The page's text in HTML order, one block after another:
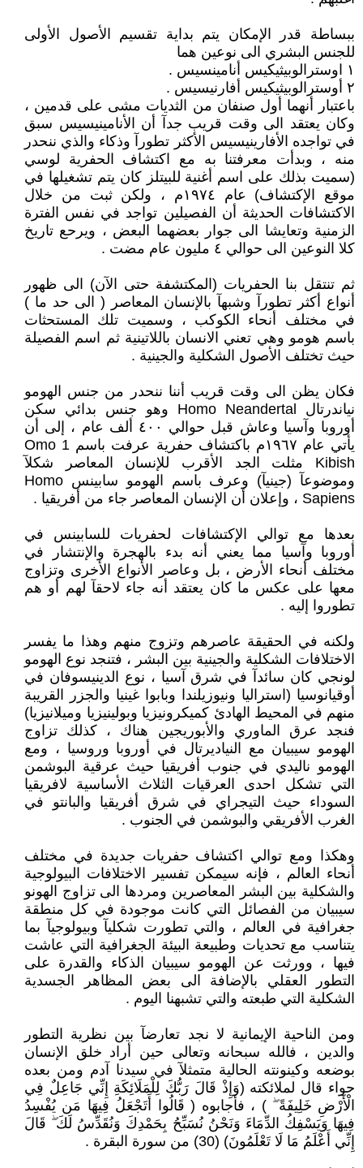
ببساطة قدر الإمكان يتم بداية تقسيم الأصول الأولى
للجنس البشري الى نوعين هما
١ اوسترالوبيثيكيس أنامينسيس .
٢ أوسترالوبيثيكيس أفارنيسيس .
باعتبار أنهما أول صنفان من الثديات مشى على قدمين ،
وكان يعتقد الى وقت قريب جدآ أن الأنامينيسيس سبق
في تواجده الأفارينيسيس الأكثر تطورآ وذكاء والذي ننحدر
منه ، وبدأت معرفتنا به مع اكتشاف الحفرية لوسي
(سميت بذلك على اسم أغنية للبيتلز كان يتم تشغيلها في
موقع الإكتشاف) عام ١٩٧٤م ، ولكن ثبت من خلال
الاكتشافات الحديثة أن الفصيلين تواجد في نفس الفترة
الزمنية وتعايشا الى جوار بعضهما البعض ، ويرحع تاريخ
كلا النوعين الى حوالي ٤ مليون عام مضت .
ثم تنتقل بنا الحفريات (المكتشفة حتى الآن) الى ظهور
أنواع أكثر تطورآ وشبهآ بالإنسان المعاصر ( الى حد ما )
في مختلف أنحاء الكوكب ، وسميت تلك المستحثات
باسم هومو وهي تعني الانسان باللاتينية ثم اسم الفصيلة
حيث تختلف الأصول الشكلية والجينية .
فكان يظن الى وقت قريب أننا ننحدر من جنس الهومو
نياندرتال Homo Neandertal وهو جنس بدائي سكن
أوروبا وآسيا وعاش قبل حوالي ٤٠٠ ألف عام ، إلى أن
يأتي عام ١٩٦٧م باكتشاف حفرية عرفت باسم Omo 1
Kibish مثلت الجد الأقرب للإنسان المعاصر شكلآ
وموضوعآ (جينيآ) وعرف باسم الهومو سابينس Homo
Sapiens ، وإعلان أن الإنسان المعاصر جاء من أفريقيا .
بعدها مع توالي الإكتشافات لحفريات للسابينس في
أوروبا وآسيا مما يعني أنه بدء بالهجرة والإنتشار في
مختلف أنحاء الأرض ، بل وعاصر الأنواع الأخرى وتزاوج
معها على عكس ما كان يعتقد أنه جاء لاحقآ لهم أو هم
تطوروا إليه .
ولكنه في الحقيقة عاصرهم وتزوج منهم وهذا ما يفسر
الاختلافات الشكلية والجينية بين البشر ، فتنجد نوع الهومو
لونجي كان سائدآ في شرق آسيا ، نوع الدينيسوفان في
أوقيانوسيا (استراليا ونيوزيلندا وبابوا غينيا والجزر القريبة
منهم في المحيط الهادئ كميكرونيزيا وبولينيزيا وميلانيزيا)
فنجد عرق الماوري والأبوريجين هناك ، كذلك تزاوج
الهومو سيبيان مع النياديرتال في أوروبا وروسيا ، ومع
الهومو ناليدي في جنوب أفريقيا حيث عرقية البوشمن
التي تشكل احدى العرقيات الثلاث الأساسية لافريقيا
السوداء حيث التيجراي في شرق أفريقيا والبانتو في
الغرب الأفريقي والبوشمن في الجنوب .
وهكذا ومع توالي اكتشاف حفريات جديدة في مختلف
أنحاء العالم ، فإنه سيمكن تفسير الاختلافات البيولوجية
والشكلية بين البشر المعاصرين ومردها الى تزاوج الهونو
سيبيان من الفصائل التي كانت موجودة في كل منطقة
جغرافية في العالم ، والتي تطورت شكليآ وبيولوجيآ بما
يتناسب مع تحديات وطبيعة البيئة الجغرافية التي عاشت
فيها ، وورثت عن الهومو سيبيان الذكاء والقدرة على
التطور العقلي بالإضافة الى بعض المظاهر الجسدية
الشكلية التي طبعته والتي تشبهنا اليوم .
ومن الناحية الإيمانية لا نجد تعارضآ بين نظرية التطور
والدين ، فالله سبحانه وتعالى حين أراد خلق الإنسان
بوضعه وكينونته الحالية متمثلآ في سيدنا آدم ومن بعده
حواء قال لملائكته (وَإِذْ قَالَ رَبُّكَ لِلْمَلَائِكَةِ إِنِّي جَاعِلٌ فِي
الْأَرْضِ خَلِيفَةً ۖ ) ، فأجابوه ( قَالُوا أَتَجْعَلُ فِيهَا مَن يُفْسِدُ
فِيهَا وَيَسْفِكُ الدِّمَاءَ وَنَحْنُ نُسَبِّحُ بِحَمْدِكَ وَنُقَدِّسُ لَكَ ۖ قَالَ
إِنِّي أَعْلَمُ مَا لَا تَعْلَمُونَ) (30) من سورة البقرة .